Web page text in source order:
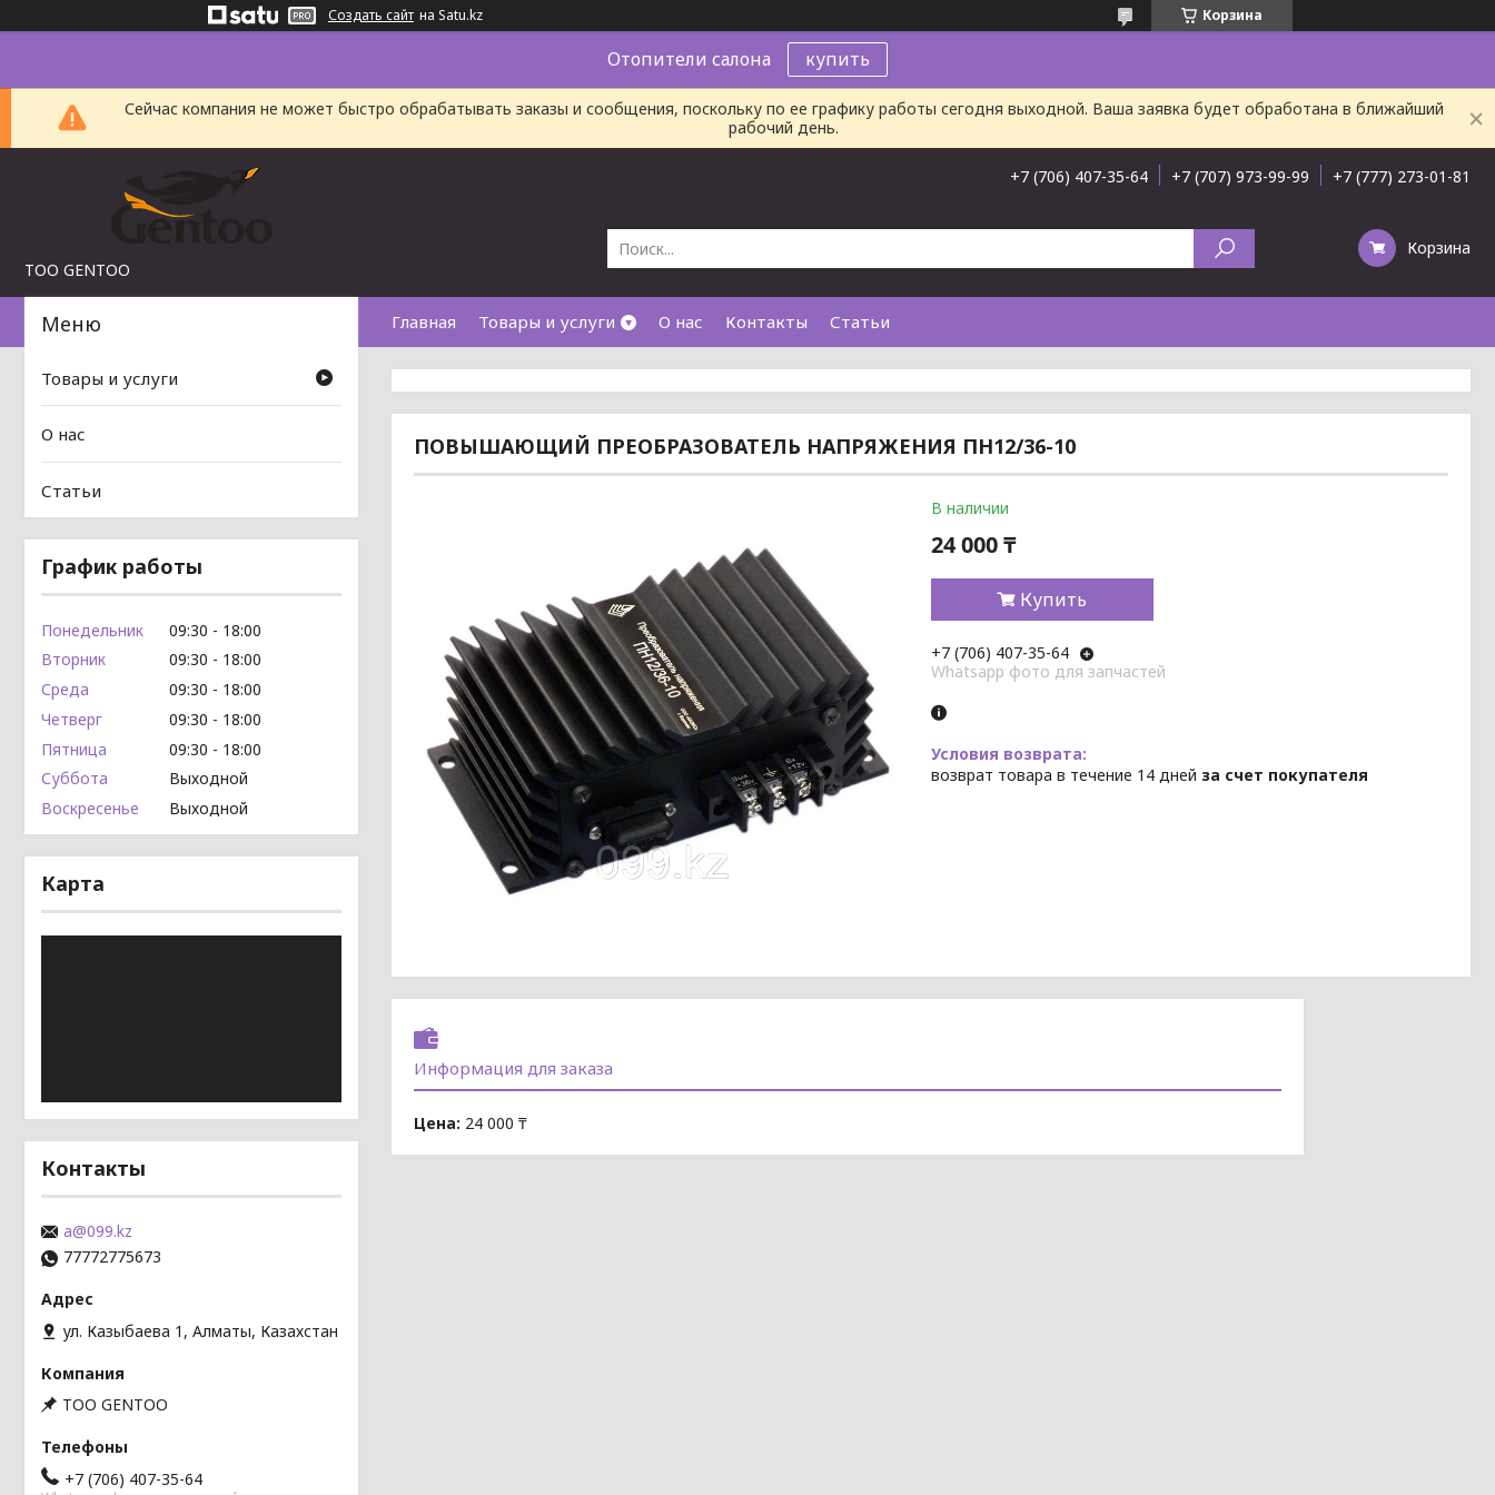
Создать сайт на Satu.kz Корзина
Отопители салона купить
Сейчас компания не может быстро обрабатывать заказы и сообщения, поскольку по ее графику работы сегодня выходной. Ваша заявка будет обработана в ближайший
рабочий день.
TOO GENTOO
+7 (706) 407-35-64 +7 (707) 973-99-99 +7 (777) 273-01-81
Корзина
Главная Товары и услуги О нас Контакты Статьи
ПОВЫШАЮЩИЙ ПРЕОБРАЗОВАТЕЛЬ НАПРЯЖЕНИЯ ПН12/36-10
В наличии
24 000 ₸
Купить
+7 (706) 407-35-64
Whatsapp фото для запчастей
возврат товара в течение 14 дней за счет покупателя
Информация для заказа
Цена: 24 000 ₸
Товары и услуги
О нас
Статьи
График работы
Понедельник 09:30
18:00
Вторник
09:30
18:00
Среда
09:30
18:00
Четверг
09:30
18:00
Пятница
09:30
18:00
Суббота
Выходной
Воскресенье
Выходной
Карта
Контакты
a@099.kz
77772775673
ул. Казыбаева 1, Алматы, Казахстан
TOO GENTOO
+7 (706) 407-35-64